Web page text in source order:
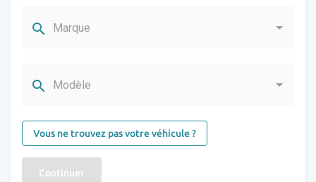
search Marque
search Modèle
Vous ne trouvez pas votre véhicule ?
Continuer